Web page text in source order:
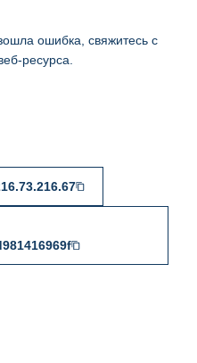
ошибка, свяжитесь с
ресурса.